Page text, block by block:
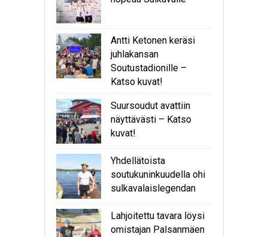
Antti Ketonen keräsi
juhlakansan
Soutustadionille –
Katso kuvat!
Suursoudut avattiin
näyttävästi – Katso
kuvat!
Yhdellätoista
soutukuninkuudella ohi
sulkavalaislegendan
Lahjoitettu tavara löysi
omistajan Palsanmäen